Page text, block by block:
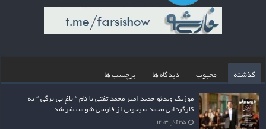
گذشته محبوب دیدگاه ها برچسب ها
موزیک ویدئو جدید امیر محمد تفتی با نام ” باغ بی برگی ” به
کارگردانی محمد سیحونی از فارسی شو منتشر شد
۲۵ آذر ۱۴۰۳